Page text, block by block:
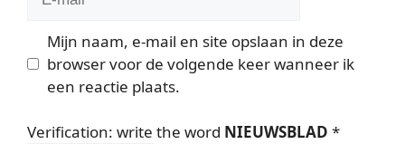
Mijn naam, e-mail en site opslaan in deze
browser voor de volgende keer wanneer ik
een reactie plaats.
Verification: write the word NIEUWSBLAD *